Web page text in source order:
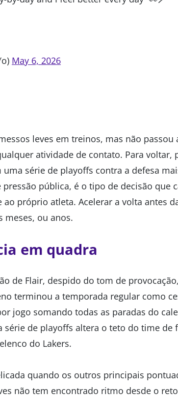
May 6, 2026
leves em treinos, mas não passou
atividade de contato. Para voltar,
uma série de playoffs contra a defesa
pública, é o tipo de decisão que
ao próprio atleta. Acelerar a volta antes
meses, ou anos.
em quadra
de Flair, despido do tom de
terminou a temporada regular como
jogo somando todas as paradas do
série de playoffs altera o teto do time de
do Lakers.
quando os outros principais
não tem encontrado ritmo desde o